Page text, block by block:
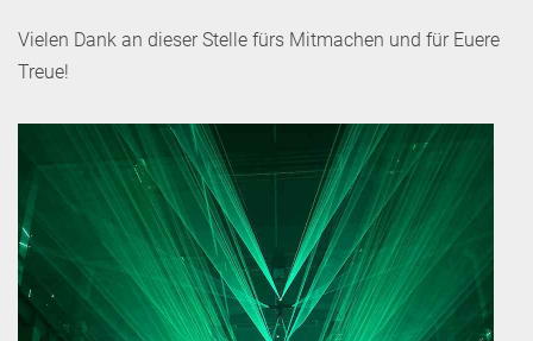
Vielen Dank an dieser Stelle fürs Mitmachen und für Euere
Treue!